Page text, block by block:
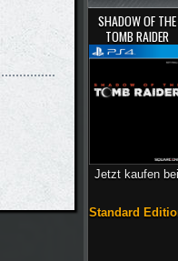
SHADOW OF THE
TOMB RAIDER
Jetzt kaufen bei
Standard